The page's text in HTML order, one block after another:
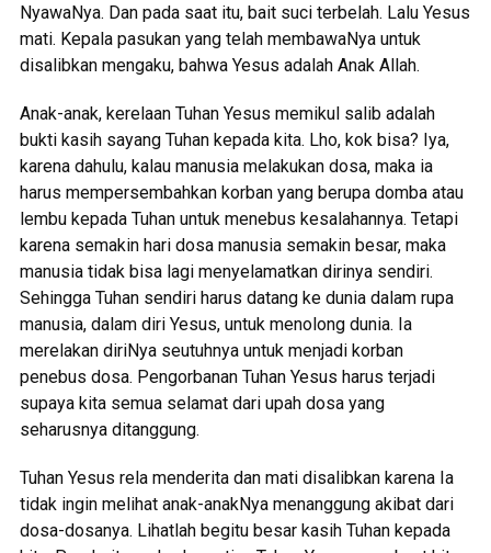
NyawaNya. Dan pada saat itu, bait suci terbelah. Lalu Yesus
mati. Kepala pasukan yang telah membawaNya untuk
disalibkan mengaku, bahwa Yesus adalah Anak Allah.
Anak-anak, kerelaan Tuhan Yesus memikul salib adalah
bukti kasih sayang Tuhan kepada kita. Lho, kok bisa? Iya,
karena dahulu, kalau manusia melakukan dosa, maka ia
harus mempersembahkan korban yang berupa domba atau
lembu kepada Tuhan untuk menebus kesalahannya. Tetapi
karena semakin hari dosa manusia semakin besar, maka
manusia tidak bisa lagi menyelamatkan dirinya sendiri.
Sehingga Tuhan sendiri harus datang ke dunia dalam rupa
manusia, dalam diri Yesus, untuk menolong dunia. Ia
merelakan diriNya seutuhnya untuk menjadi korban
penebus dosa. Pengorbanan Tuhan Yesus harus terjadi
supaya kita semua selamat dari upah dosa yang
seharusnya ditanggung.
Tuhan Yesus rela menderita dan mati disalibkan karena Ia
tidak ingin melihat anak-anakNya menanggung akibat dari
dosa-dosanya. Lihatlah begitu besar kasih Tuhan kepada